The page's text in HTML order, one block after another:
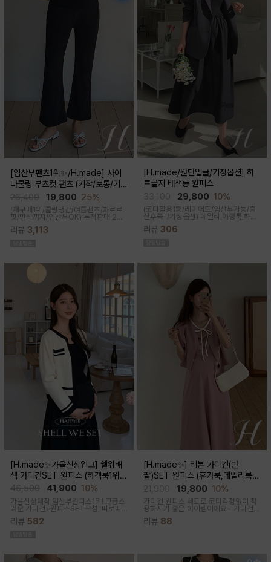
[임산부팬츠1위✨/H.made] 사이
다쿨링 부츠컷 팬츠 (키작/보통/키
19,800 25%
(재구매1위/쿨링냉감/여름팬츠/차르르
핏/만삭까지/임산부OK) 누적판매 2만
성이 뛰어나 쾌적한 착용감으로 여름시
리뷰 3,113
[H.made/원단업글/기장옵션] 하
트골지 배색롱 원피스
29,800 10%
(코디활용1등/레이어드/임산부가능/출
산후쭉-/기장옵션) 데일리,여행룩,하객
룩,출근룩 OK! 하트넥 디자인으로 여성
스러움이 물씬 느껴지고 맥시한 기장감
리뷰 306
[H.made✨가을신상입고] 쉘위배
색 가디건SET 원피스 (하객룩1위/
고급미/가디건SET/임산부,출산후,
누구나예쁜핏)
41,900 10%
가을신상제작,임산부원피스1위! 고급스
러운 가디건+원피스SET구성, 따로따
리뷰 582
[H.made✨] 리본 가디건(반
팔)SET 원피스 (휴가룩,데일리룩/
체형완벽커버/임산부,출산후 누구나
OK)
19,800 10%
가디건 원피스 세트로 코디걱정없이 착
용하시기 좋은 아이템이에요~ 가디건
배색라인과 리본매듭으로 포인트를 줘
꾸안꾸룩으로 활용하기 좋아요
리뷰 88